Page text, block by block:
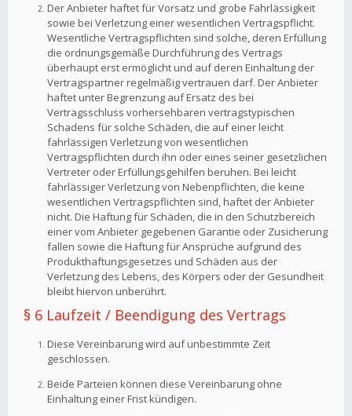
Der Anbieter haftet für Vorsatz und grobe Fahrlässigkeit
sowie bei Verletzung einer wesentlichen Vertragspflicht.
Wesentliche Vertragspflichten sind solche, deren Erfüllung
die ordnungsgemäße Durchführung des Vertrags
überhaupt erst ermöglicht und auf deren Einhaltung der
Vertragspartner regelmäßig vertrauen darf. Der Anbieter
haftet unter Begrenzung auf Ersatz des bei
Vertragsschluss vorhersehbaren vertragstypischen
Schadens für solche Schäden, die auf einer leicht
fahrlässigen Verletzung von wesentlichen
Vertragspflichten durch ihn oder eines seiner gesetzlichen
Vertreter oder Erfüllungsgehilfen beruhen. Bei leicht
fahrlässiger Verletzung von Nebenpflichten, die keine
wesentlichen Vertragspflichten sind, haftet der Anbieter
nicht. Die Haftung für Schäden, die in den Schutzbereich
einer vom Anbieter gegebenen Garantie oder Zusicherung
fallen sowie die Haftung für Ansprüche aufgrund des
Produkthaftungsgesetzes und Schäden aus der
Verletzung des Lebens, des Körpers oder der Gesundheit
bleibt hiervon unberührt.
§ 6 Laufzeit / Beendigung des Vertrags
Diese Vereinbarung wird auf unbestimmte Zeit
geschlossen.
Beide Parteien können diese Vereinbarung ohne
Einhaltung einer Frist kündigen.